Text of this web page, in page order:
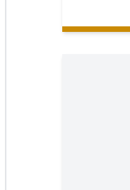
的書法
收集一